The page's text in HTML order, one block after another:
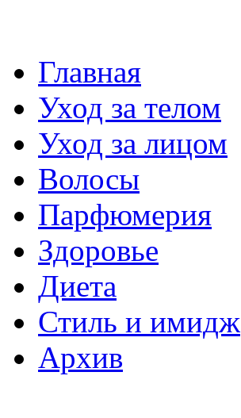
Главная
Уход за телом
Уход за лицом
Волосы
Парфюмерия
Здоровье
Диета
Стиль и имидж
Архив